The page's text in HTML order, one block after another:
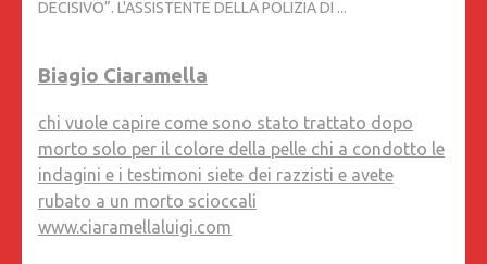
DECISIVO”. L'ASSISTENTE DELLA POLIZIA DI ...
Biagio Ciaramella
chi vuole capire come sono stato trattato dopo
morto solo per il colore della pelle chi a condotto le
indagini e i testimoni siete dei razzisti e avete
rubato a un morto scioccali
www.ciaramellaluigi.com